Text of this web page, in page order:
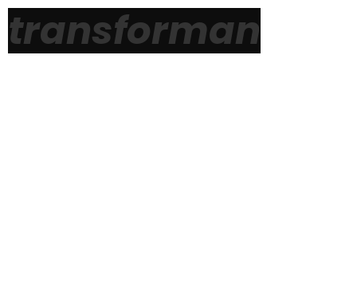
acompañan